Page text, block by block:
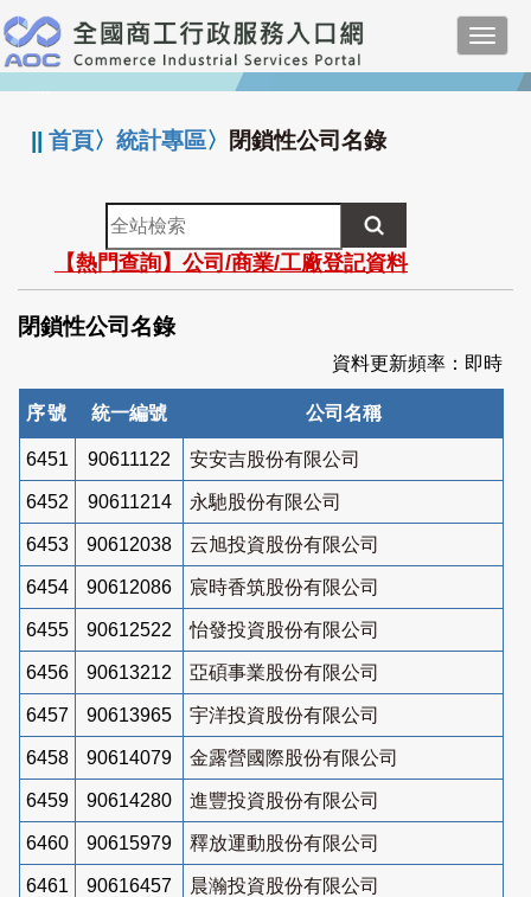
跳
到
主
要
:::
||首頁〉統計專區〉 閉鎖性公司名錄
全
站
檢
索
【熱門查詢】公司/商業/工廠登記資料
閉鎖性公司名錄
資料更新頻率：即時
序號 統一編號 公司名稱
6451 90611122 安安吉股份有限公司
6452 90611214 永馳股份有限公司
6453 90612038 云旭投資股份有限公司
6454 90612086 宸時香筑股份有限公司
6455 90612522 怡發投資股份有限公司
6456 90613212 亞碩事業股份有限公司
6457 90613965 宇洋投資股份有限公司
6458 90614079 金露營國際股份有限公司
6459 90614280 進豐投資股份有限公司
6460 90615979 釋放運動股份有限公司
6461 90616457 晨瀚投資股份有限公司